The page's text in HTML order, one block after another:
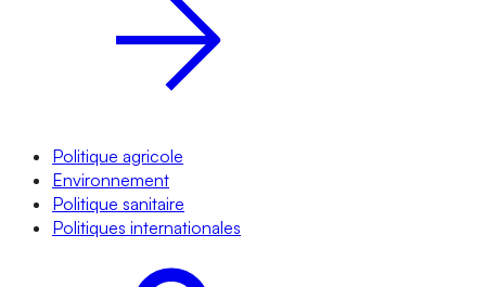
Politique agricole
Environnement
Politique sanitaire
Politiques internationales